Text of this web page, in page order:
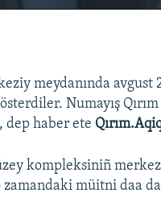
meydanında avgust
Numayış
dep haber ete
kompleksiniñ
müitni daa